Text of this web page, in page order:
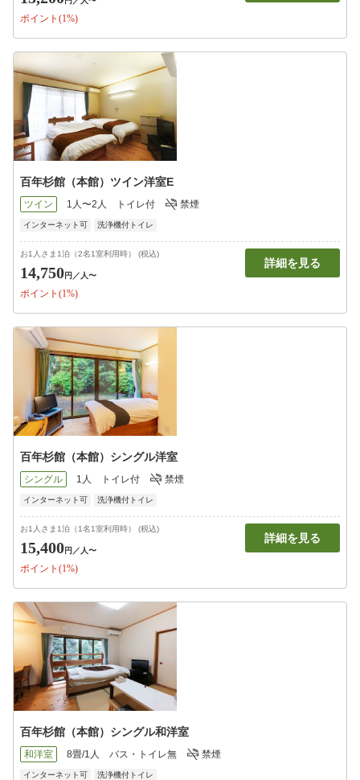
ポイント(1%)
百年杉館（本館）ツイン洋室E
ツイン 1人〜2人 トイレ付 禁煙
インターネット可 洗浄機付トイレ
お1人さま1泊（2名1室利用時） (税込)
14,750円 ／人〜
ポイント(1%)
詳細を見る
百年杉館（本館）シングル洋室
シングル 1人 トイレ付 禁煙
インターネット可 洗浄機付トイレ
お1人さま1泊（1名1室利用時） (税込)
15,400円 ／人〜
ポイント(1%)
詳細を見る
百年杉館（本館）シングル和洋室
和洋室 8畳/1人 バス・トイレ無 禁煙
インターネット可 洗浄機付トイレ